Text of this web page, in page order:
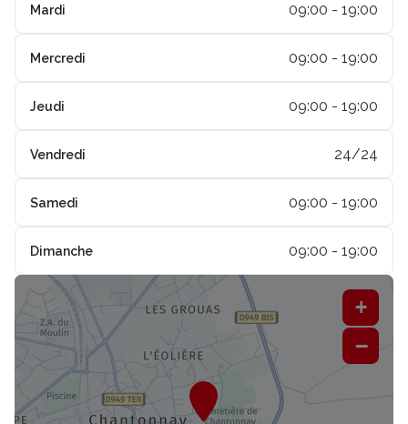
Mardi 09:00 - 19:00
Mercredi 09:00 - 19:00
Jeudi 09:00 - 19:00
Vendredi 24/24
Samedi 09:00 - 19:00
Dimanche 09:00 - 19:00
+
−